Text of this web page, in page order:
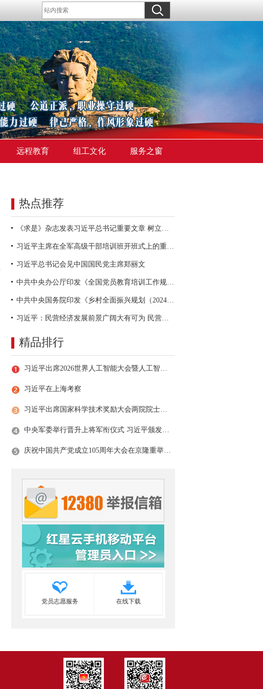
远程教育 组工文化 服务之窗
热点推荐
《求是》杂志发表习近平总书记重要文章 树立和践行正确政绩观
习近平主席在全军高级干部培训班开班式上的重要讲话引领全军开展思想整风、深化政治整训
习近平总书记会见中国国民党主席郑丽文
中共中央办公厅印发《全国党员教育培训工作规划（2024－2028年）》
中共中央国务院印发《乡村全面振兴规划（2024—2027年）》
习近平：民营经济发展前景广阔大有可为 民营企业和民营企业家大显身手正当其时
精品排行
习近平出席2026世界人工智能大会暨人工智能全球治理高级别会议开幕式并发表主旨讲话
习近平在上海考察
习近平出席国家科学技术奖励大会两院院士大会中国科协第十一次全国代表大会并发表重要讲话
中央军委举行晋升上将军衔仪式 习近平颁发命令状并向晋衔的军官表示祝贺
庆祝中国共产党成立105周年大会在京隆重举行 习近平发表重要讲话
党员志愿服务 在线下载